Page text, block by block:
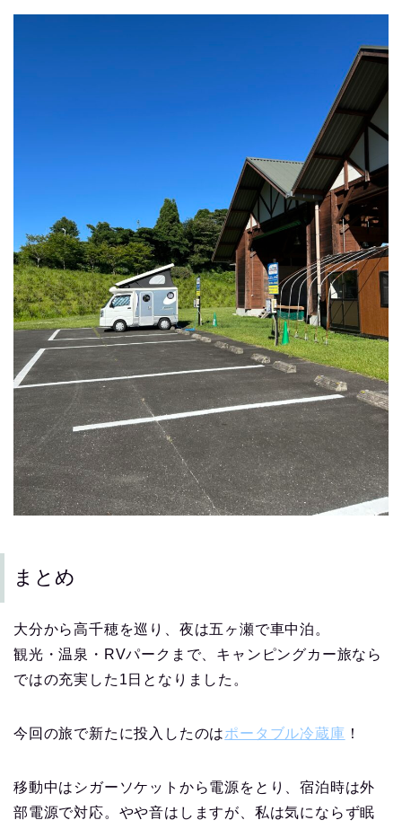
まとめ
大分から高千穂を巡り、夜は五ヶ瀬で車中泊。
観光・温泉・RVパークまで、キャンピングカー旅なら
ではの充実した1日となりました。
今回の旅で新たに投入したのはポータブル冷蔵庫 ！
移動中はシガーソケットから電源をとり、宿泊時は外
部電源で対応。やや音はしますが、私は気にならず眠